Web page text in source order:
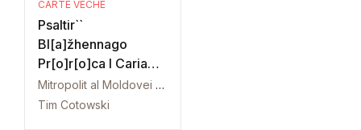
CARTE VECHE
Psaltir``
Bl[a]žhennago
Pr[o]r[o]ca I Caria
Davida
Mitropolit al Moldovei Dosoftei
Tim Cotowski